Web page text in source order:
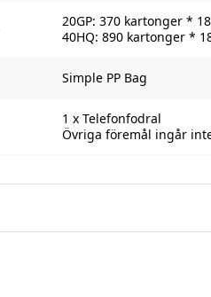
20GP: 370 kartonger *
40HQ: 890 kartonger *
Simple PP Bag
1 x Telefonfodral
Övriga föremål ingår